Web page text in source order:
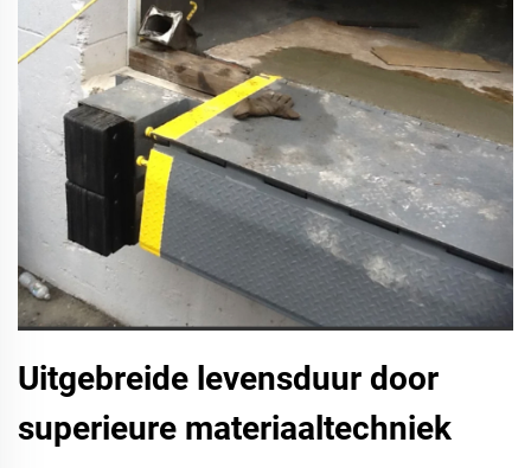
Uitgebreide levensduur door
superieure materiaaltechniek